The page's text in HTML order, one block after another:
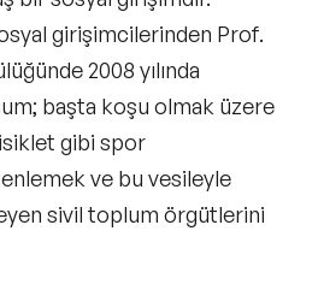
girişimcilerinden Prof.
2008 yılında
başta koşu olmak üzere
gibi spor
ve bu vesileyle
sivil toplum örgütlerini